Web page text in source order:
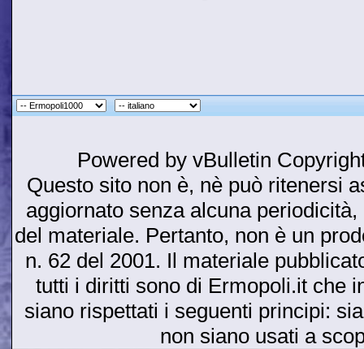
Powered by vBulletin
Questo sito non è, nè può ritenersi
aggiornato senza alcuna
del materiale. Pertanto, non è un
n. 62 del 2001. Il materiale
tutti i diritti sono di Ermopoli.it che
siano rispettati i seguenti principi:
non siano usati a